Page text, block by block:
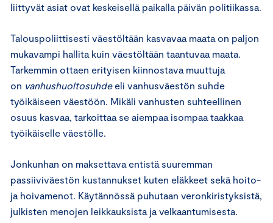
liittyvät asiat ovat keskeisellä paikalla päivän politiikassa.
Talouspoliittisesti väestöltään kasvavaa maata on paljon
mukavampi hallita kuin väestöltään taantuvaa maata.
Tarkemmin ottaen erityisen kiinnostava muuttuja
on vanhushuoltosuhdeeli vanhusväestön suhde
työikäiseen väestöön. Mikäli vanhusten suhteellinen
osuus kasvaa, tarkoittaa se aiempaa isompaa taakkaa
työikäiselle väestölle.
Jonkunhan on maksettava entistä suuremman
passiiviväestön kustannukset kuten eläkkeet sekä hoito-
ja hoivamenot. Käytännössä puhutaan veronkiristyksistä,
julkisten menojen leikkauksista ja velkaantumisesta.